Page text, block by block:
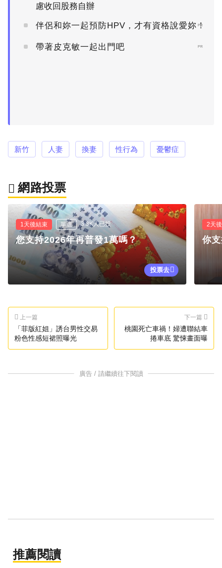
慮收回股務自辦
伴侶和妳一起預防HPV，才有資格說愛妳！
PR
帶著皮克敏一起出門吧 PR
新竹 人妻 換妻 性行為 憂鬱症
網路投票
1天後結束 單選 3.3K人已投
您支持2026年再普發1萬嗎？
投票去
2天
你
上一篇
「菲版紅姐」誘台男性交易
粉色性感短裙照曝光
下一篇
桃園死亡車禍！婦遭聯結車
捲車底 驚悚畫面曝
廣告 / 請繼續往下閱讀
推薦閱讀